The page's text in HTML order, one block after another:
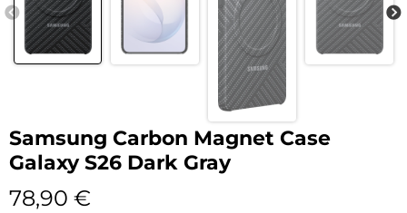
Samsung Carbon Magnet Case
Galaxy S26 Dark Gray
78,90 €